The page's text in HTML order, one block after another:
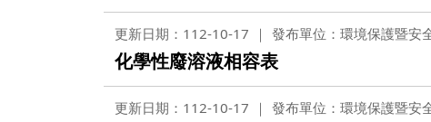
更新日期：112-10-17 發布單位：環境保護暨安
化學性廢溶液相容表
更新日期：112-10-17 發布單位：環境保護暨安